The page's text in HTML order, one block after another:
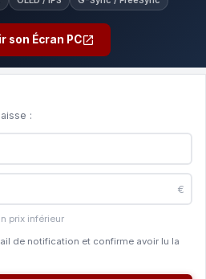
son Écran PC
:
€
prix inférieur
de notification et confirme avoir lu la